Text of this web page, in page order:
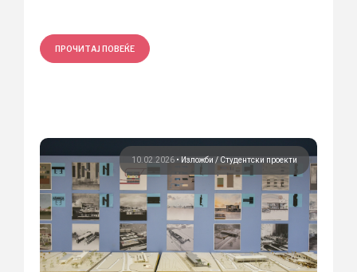
ПРОЧИТАЈ ПОВЕЌЕ
10.02.2026 • Изложби Студентски проекти